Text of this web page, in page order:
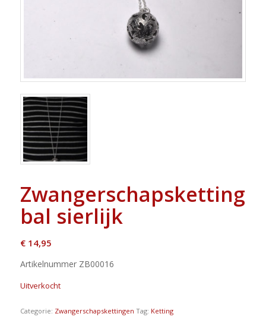
Zwangerschapsketting
bal sierlijk
€14,95
Artikelnummer ZB00016
Uitverkocht
Categorie: Zwangerschapskettingen Tag: Ketting